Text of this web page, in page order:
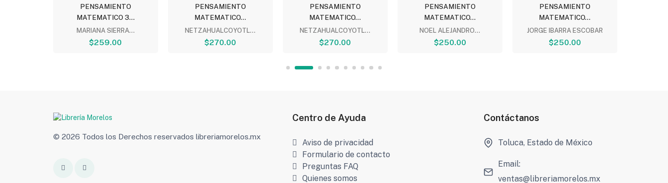
PENSAMIENTO
MATEMATICO 3...
MARIANA SIERRA...
$259.00
PENSAMIENTO
MATEMATICO...
NETZAHUALCOYOTL...
$270.00
PENSAMIENTO
MATEMATICO...
NETZAHUALCOYOTL...
$270.00
PENSAMIENTO
MATEMATICO...
NOEL ALEJANDRO...
$250.00
PENSAMIENTO
MATEMATICO...
JORGE IBARRA ESCOBAR
$250.00
© 2026 Todos los Derechos reservados libreriamorelos.mx
Centro de Ayuda
Aviso de privacidad
Formulario de contacto
Preguntas FAQ
Quienes somos
Contáctanos
Toluca, Estado de México
Email:
ventas@libreriamorelos.mx